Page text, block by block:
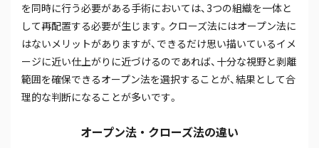
を同時に行う必要がある手術においては、3つの組織を一体と
して再配置する必要が生じます。クローズ法にはオープン法に
はないメリットがありますが、できるだけ思い描いているイメ
ージに近い仕上がりに近づけるのであれば、十分な視野と剥離
範囲を確保できるオープン法を選択することが、結果として合
理的な判断になることが多いです。
オープン法・クローズ法の違い